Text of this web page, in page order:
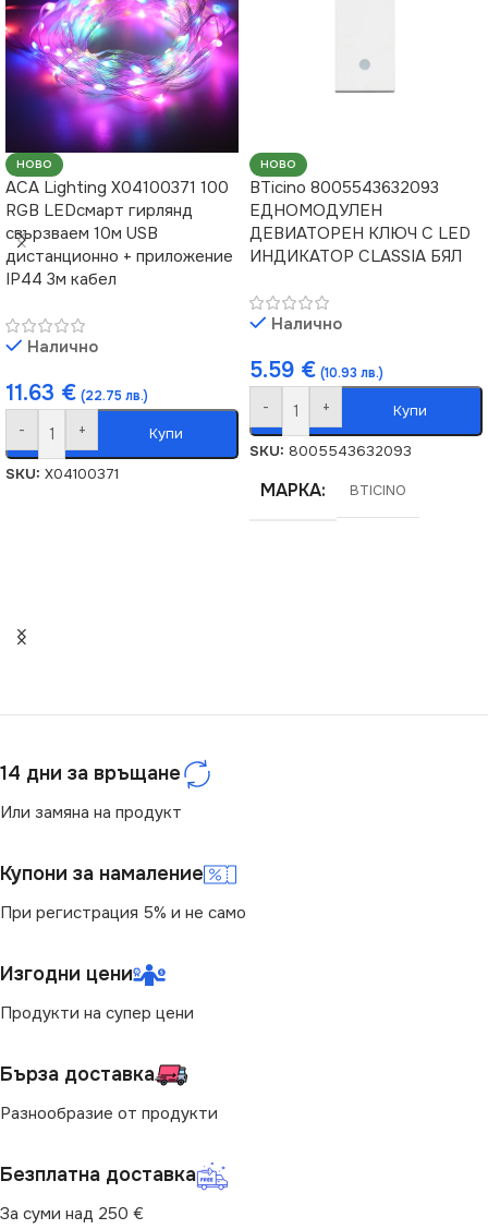
НОВО
ACA Lighting X04100371 100
RGB LEDсмарт гирлянд
свързваем 10м USB
дистанционно + приложение
IP44 3м кабел
Налично
11.63 € (22.75 лв.)
- + Купи
SKU: X04100371
НОВО
BTicino 8005543632093
ЕДНОМОДУЛЕН
ДЕВИАТОРЕН КЛЮЧ С LED
ИНДИКАТОР CLASSIA БЯЛ
Налично
5.59 € (10.93 лв.)
- + Купи
SKU: 8005543632093
МАРКА BTICINO
14 дни за връщане
Или замяна на продукт
Купони за намаление
При регистрация 5% и не само
Изгодни цени
Продукти на супер цени
Бърза доставка
Разнообразие от продукти
Безплатна доставка
За суми над 250 €